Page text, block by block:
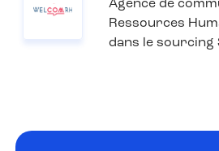
Agence de
Ressources
dans le sourcing